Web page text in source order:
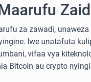
za zawadi,
Iwe unatafuta
vifaa vya
Bitcoin au crypto